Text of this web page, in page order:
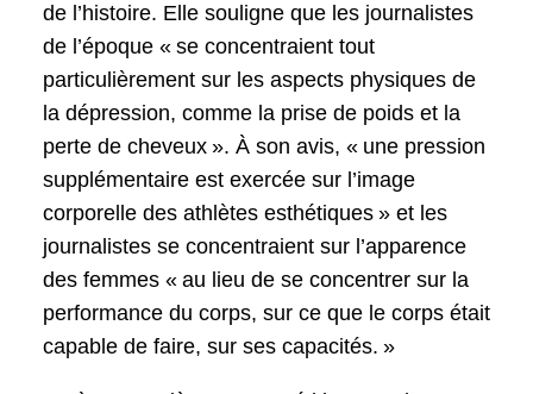
de l’histoire. Elle souligne que les journalistes
de l’époque « se concentraient tout
particulièrement sur les aspects physiques de
la dépression, comme la prise de poids et la
perte de cheveux ». À son avis, « une pression
supplémentaire est exercée sur l’image
corporelle des athlètes esthétiques » et les
journalistes se concentraient sur l’apparence
des femmes « au lieu de se concentrer sur la
performance du corps, sur ce que le corps était
capable de faire, sur ses capacités. »